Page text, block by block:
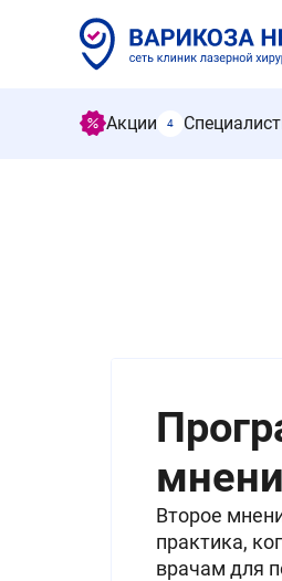
Акции 4
Второе
практика,
врачам для